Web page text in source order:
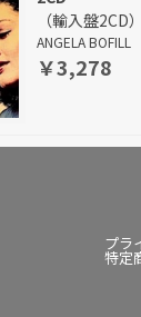
（輸入盤2CD）
ANGELA BOFILL
￥3,278
プラ
特定